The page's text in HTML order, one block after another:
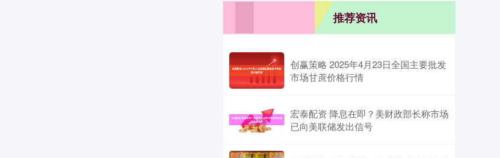
推荐资讯
创赢策略 2025年4月23日全国主要批发
市场甘蔗价格行情
宏泰配资 降息在即？美财政部长称市场
已向美联储发出信号